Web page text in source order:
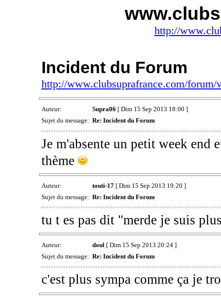
http://
Incident du Forum
http://www.clubsuprafrance.com/
Auteur: Supra06 [ Dim 15 Sep 2013 18:00 ]
Sujet du message: Re: Incident du Forum
Je m'absente un petit week end
thème
Auteur: touti-17[ Dim 15 Sep 2013 19:20 ]
Sujet du message: Re: Incident du Forum
tu t es pas dit "merde je suis
Auteur: doul [ Dim 15 Sep 2013 20:24 ]
Sujet du message: Re: Incident du Forum
c'est plus sympa comme ça je